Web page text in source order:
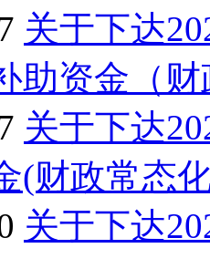
关于下达
助资金（
关于下达
(财政常态
关于下达